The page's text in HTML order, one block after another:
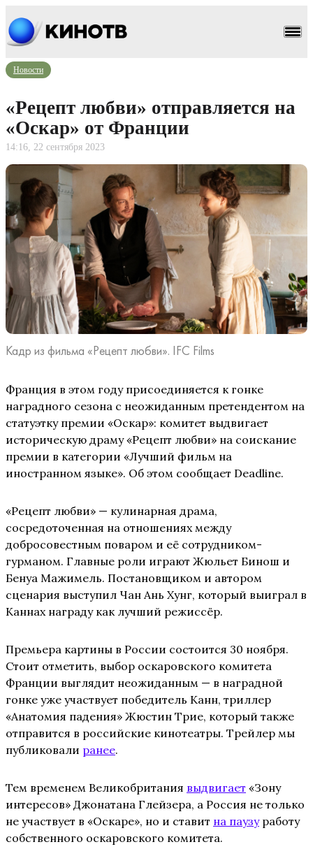
Новости
«Рецепт любви» отправляется на
«Оскар» от Франции
14:16, 22 сентября 2023
Кадр из фильма «Рецепт любви». IFC Films
Франция в этом году присоединяется к гонке
наградного сезона с неожиданным претендентом на
статуэтку премии «Оскар»: комитет выдвигает
историческую драму «Рецепт любви» на соискание
премии в категории «Лучший фильм на
иностранном языке». Об этом сообщает Deadline.
«Рецепт любви» — кулинарная драма,
сосредоточенная на отношениях между
добросовестным поваром и её сотрудником-
гурманом. Главные роли играют Жюльет Бинош и
Бенуа Мажимель. Постановщиком и автором
сценария выступил Чан Ань Хунг, который выиграл в
Каннах награду как лучший режиссёр.
Премьера картины в России состоится 30 ноября.
Стоит отметить, выбор оскаровского комитета
Франции выглядит неожиданным — в наградной
гонке уже участвует победитель Канн, триллер
«Анатомия падения» Жюстин Трие, который также
отправится в российские кинотеатры. Трейлер мы
публиковали ранее.
Тем временем Великобритания выдвигает «Зону
интересов» Джонатана Глейзера, а Россия не только
не участвует в «Оскаре», но и ставит на паузуработу
собственного оскаровского комитета.